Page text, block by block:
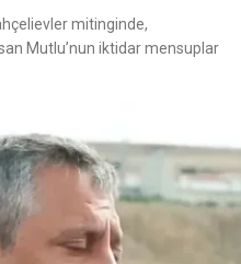
mitinginde,
Mutlu’nun iktidar mensuplar